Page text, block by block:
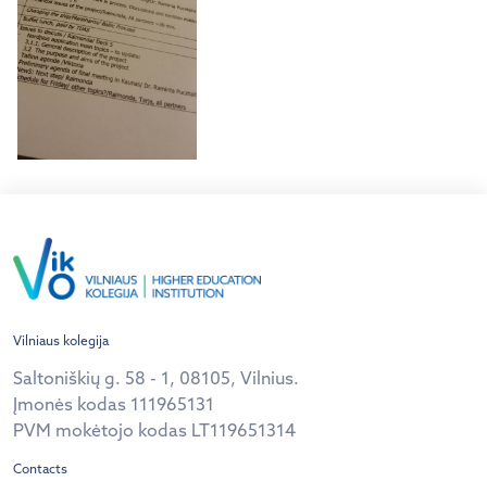
Vilniaus kolegija
Saltoniškių g. 58 - 1, 08105, Vilnius.
Įmonės kodas 111965131
PVM mokėtojo kodas LT119651314
Contacts